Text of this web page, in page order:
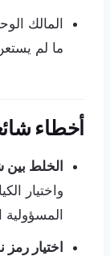
المالك
ما لم
أخطاء
الخلط
واختيار
اختيار